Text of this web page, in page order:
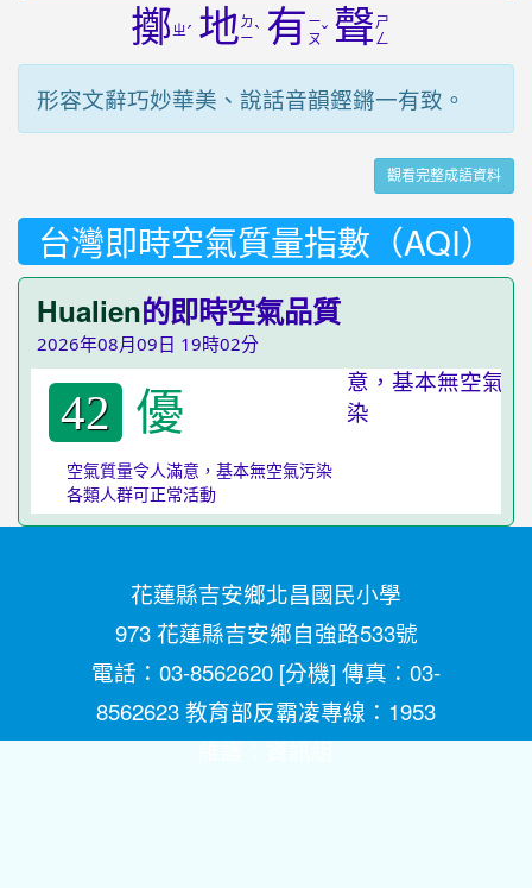
擲ㄓˊ 地ㄉ
ㄧˋ 有 ㄧ
ㄡˇ 聲 ㄕ
ㄥ
形容文辭巧妙華美、說話音韻鏗鏘一有致。
觀看完整成語資料
台灣即時空氣質量指數（AQI）
Hualien的即時空氣品質
2026年08月09日 19時02分
42 優
空氣質量令人滿意，基本無空氣污染
各類人群可正常活動
花蓮縣吉安鄉北昌國民小學
973 花蓮縣吉安鄉自強路533號
電話：03-8562620 [分機] 傳真：03-
8562623 教育部反霸凌專線：1953
維護：資訊組